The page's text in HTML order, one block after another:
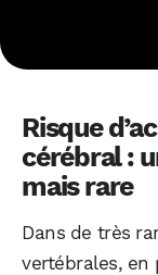
Risque
cérébral :
mais rare
Dans de très
vertébrales, en
WhatsApp